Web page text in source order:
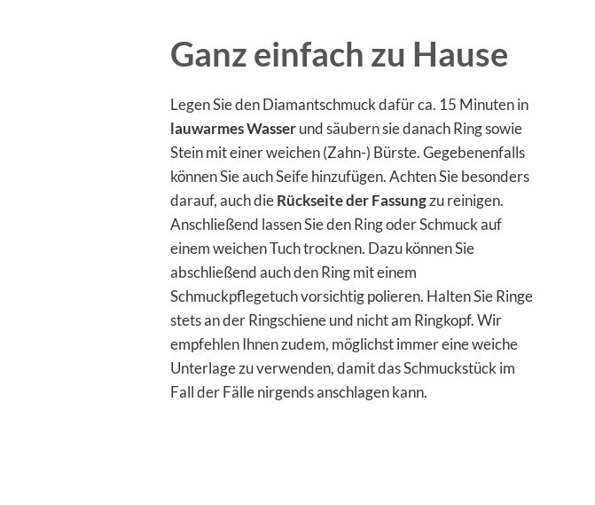
Ganz einfach zu Hause
Legen Sie den Diamantschmuck dafür ca. 15 Minuten in
lauwarmes Wasserund säubern sie danach Ring sowie
Stein mit einer weichen (Zahn-) Bürste. Gegebenenfalls
können Sie auch Seife hinzufügen. Achten Sie besonders
darauf, auch dieRückseite der Fassungzu reinigen.
Anschließend lassen Sie den Ring oder Schmuck auf
einem weichen Tuch trocknen. Dazu können Sie
abschließend auch den Ring mit einem
Schmuckpflegetuch vorsichtig polieren. Halten Sie Ringe
stets an der Ringschiene und nicht am Ringkopf. Wir
empfehlen Ihnen zudem, möglichst immer eine weiche
Unterlage zu verwenden, damit das Schmuckstück im
Fall der Fälle nirgends anschlagen kann.